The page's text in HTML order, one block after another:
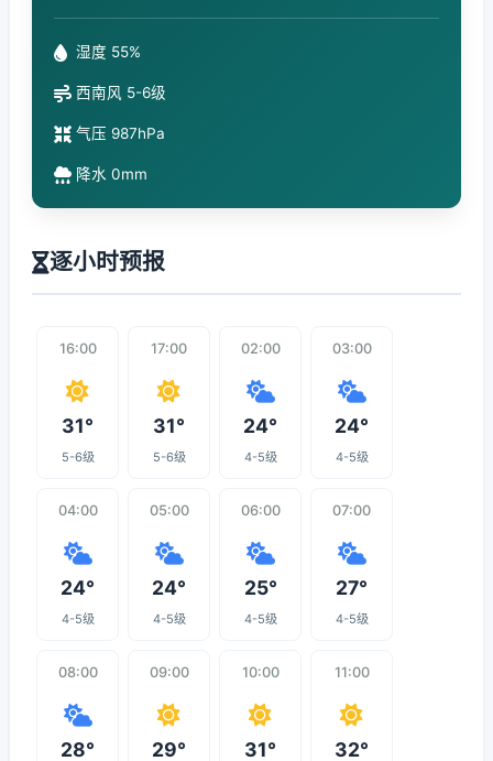
湿度 55%
西南风 5-6级
气压 987hPa
降水 0mm
逐小时预报
16:00
31°
5-6级
17:00
31°
5-6级
02:00
24°
4-5级
03:00
24°
4-5级
04:00
24°
4-5级
05:00
24°
4-5级
06:00
25°
4-5级
07:00
27°
4-5级
08:00
28°
09:00
29°
10:00
31°
11:00
32°